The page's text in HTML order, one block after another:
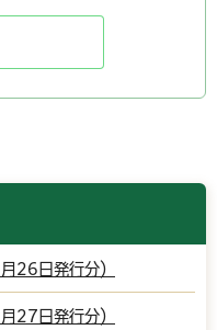
26日発行分）
27日発行分）